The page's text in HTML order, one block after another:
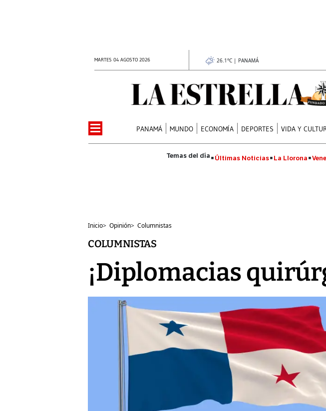
MARTES 04 AGOSTO 2026 26.1°C | PANAMÁ
PANAMÁ MUNDO ECONOMÍA DEPORTES VIDA Y
Últimas Noticias La Llorona
Inicio> Opinión> Columnistas
COLUMNISTAS
¡Diplomacias
Video,
deja
daños